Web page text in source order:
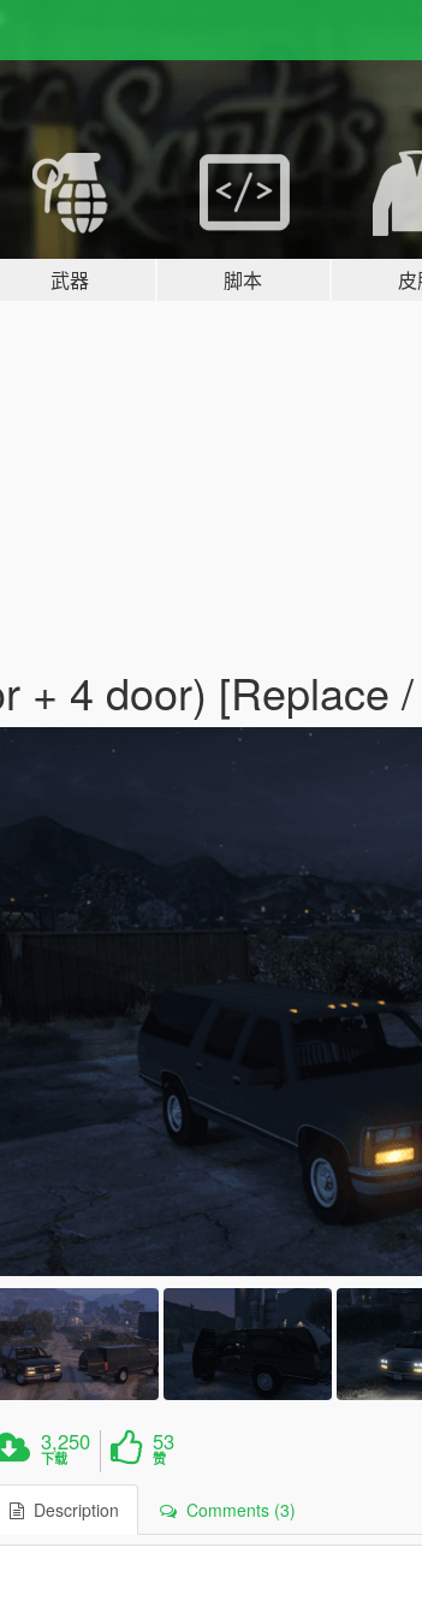
武器 脚本
+ 4 door) [Replace
3,250
下载
53
赞
Description Comments (3)